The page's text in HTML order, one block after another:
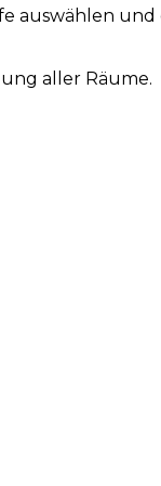
auswählen und
aller Räume.
Roboter zu
wo er
und